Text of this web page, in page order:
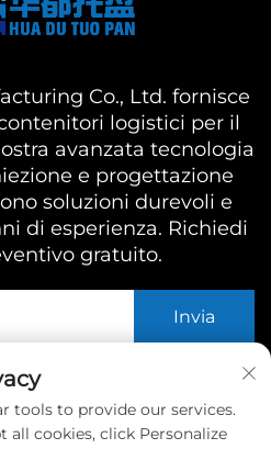
Co., Ltd. fornisce
logistici per il
avanzata tecnologia
e progettazione
soluzioni durevoli e
di esperienza. Richiedi
gratuito.
tools to provide our services.
cookies, click Personalize